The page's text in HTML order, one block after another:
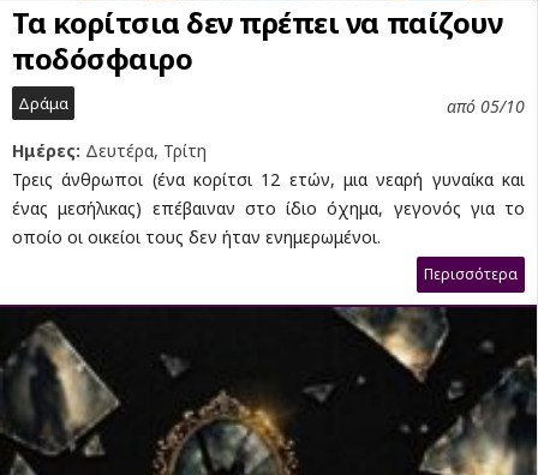
Τα κορίτσια δεν πρέπει να παίζουν
ποδόσφαιρο
Δράμα
από 05/10
Ημέρες: Δευτέρα, Τρίτη
Τρεις άνθρωποι (ένα κορίτσι 12 ετών, μια νεαρή γυναίκα και
ένας μεσήλικας) επέβαιναν στο ίδιο όχημα, γεγονός για το
οποίο οι οικείοι τους δεν ήταν ενημερωμένοι.
Περισσότερα